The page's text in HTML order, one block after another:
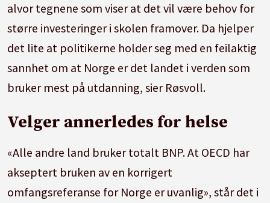
alvor tegnene som viser at det vil være behov for
større investeringer i skolen framover. Da hjelper
det lite at politikerne holder seg med en feilaktig
sannhet om at Norge er det landet i verden som
bruker mest på utdanning, sier Røsvoll.
Velger annerledes for helse
«Alle andre land bruker totalt BNP. At OECD har
akseptert bruken av en korrigert
omfangsreferanse for Norge er uvanlig», står det i